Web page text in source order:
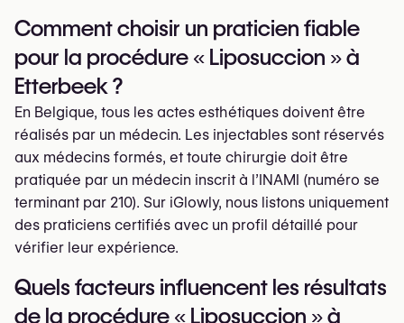
Comment choisir un praticien fiable
pour la procédure « Liposuccion » à
Etterbeek ?
En Belgique, tous les actes esthétiques doivent être
réalisés par un médecin. Les injectables sont réservés
aux médecins formés, et toute chirurgie doit être
pratiquée par un médecin inscrit à l’INAMI (numéro se
terminant par 210). Sur iGlowly, nous listons uniquement
des praticiens certifiés avec un profil détaillé pour
vérifier leur expérience.
Quels facteurs influencent les résultats
de la procédure « Liposuccion » à